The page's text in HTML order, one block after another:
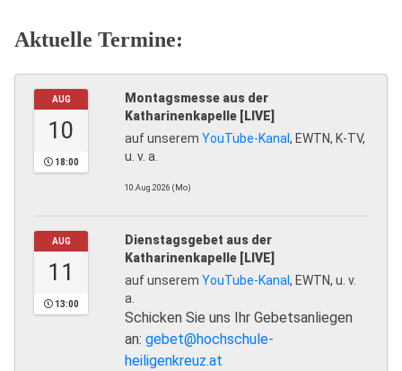
Aktuelle Termine:
AUG
10
18:00
Montagsmesse aus der
Katharinenkapelle [LIVE]
auf unserem YouTube-Kanal, EWTN, K-TV,
u. v. a.
10.Aug.2026 (Mo)
AUG
11
13:00
Dienstagsgebet aus der
Katharinenkapelle [LIVE]
auf unserem YouTube-Kanal, EWTN, u. v.
a.
Schicken Sie uns Ihr Gebetsanliegen
an: gebet@hochschule-
heiligenkreuz.at